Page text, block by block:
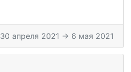
30 апреля 2021 → 6 мая 2021